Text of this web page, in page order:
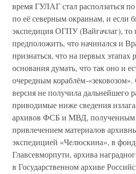
время ГУЛАГ стал расползаться
по её северным окраинам, и если
экспедиция ОГПУ (Вайгачлаг), то
предположить, что начинался и
признаться, что на первых этапах
основания думать, что так оно и
очередным кораблём-
версия не получила дальнейшего
приводимые ниже сведения
архивов ФСБ и МВД,
привлечением материалов
экспедицией «Челюскина», в
Главсевморпути, архива
в Государственном архиве